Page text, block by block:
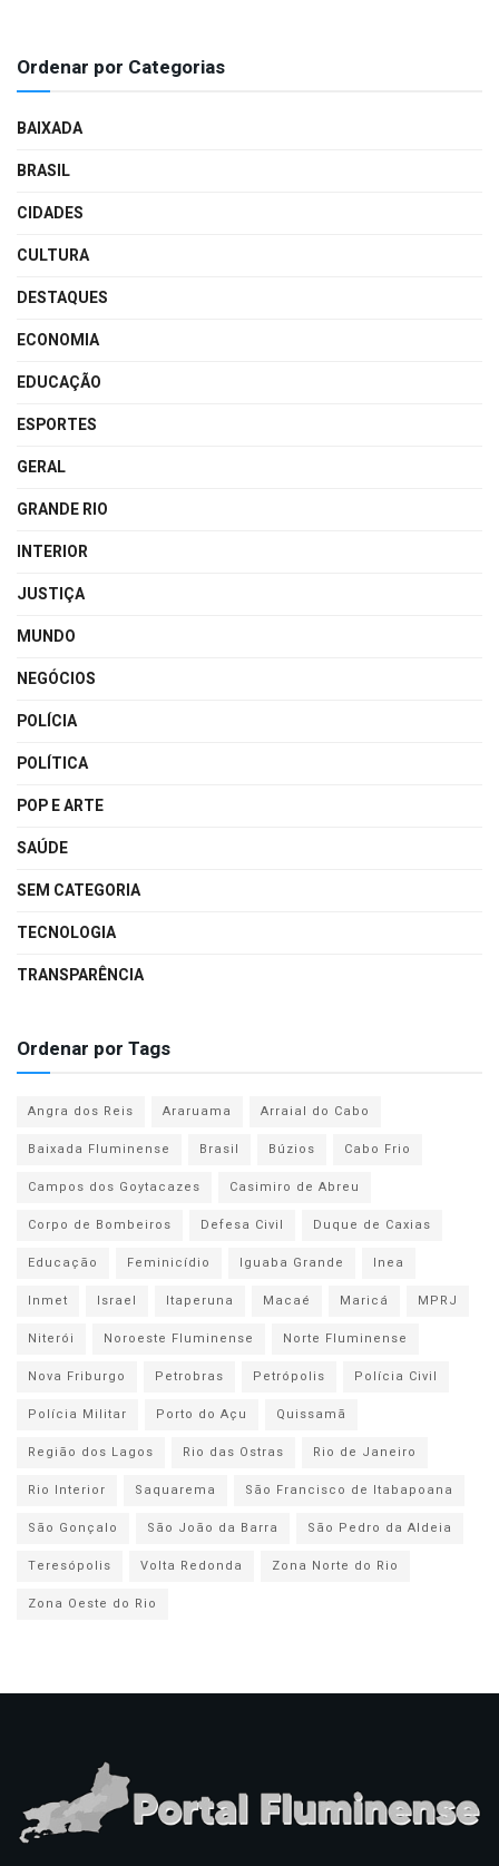
Ordenar por Categorias
BAIXADA
BRASIL
CIDADES
CULTURA
DESTAQUES
ECONOMIA
EDUCAÇÃO
ESPORTES
GERAL
GRANDE RIO
INTERIOR
JUSTIÇA
MUNDO
NEGÓCIOS
POLÍCIA
POLÍTICA
POP E ARTE
SAÚDE
SEM CATEGORIA
TECNOLOGIA
TRANSPARÊNCIA
Ordenar por Tags
Angra dos Reis Araruama
Arraial do Cabo
Baixada Fluminense
Brasil Búzios
Cabo Frio
Campos dos Goytacazes
Casimiro de Abreu
Corpo de Bombeiros
Defesa Civil
Duque de Caxias
Educação
Feminicídio Iguaba Grande
Inea
Inmet
Israel Itaperuna Macaé Maricá
MPRJ
Niterói
Noroeste Fluminense
Norte Fluminense
Nova Friburgo
Petrobras Petrópolis
Polícia Civil
Polícia Militar
Porto do Açu
Quissamã
Região dos Lagos
Rio das Ostras
Rio de Janeiro
Rio Interior
Saquarema
São Francisco de Itabapoana
São Gonçalo
São João da Barra
São Pedro da Aldeia
Teresópolis
Volta Redonda
Zona Norte do Rio
Zona Oeste do Rio